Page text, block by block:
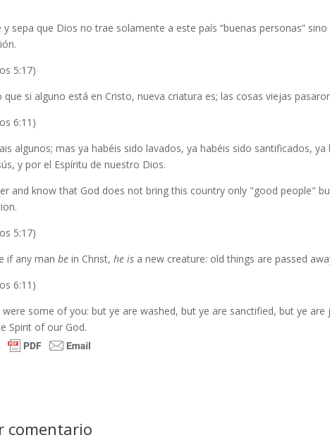
y sepa que Dios no trae solamente a este país “buenas personas”
5:17)
que si alguno está en Cristo, nueva criatura es; las cosas viejas
6:11)
algunos; mas ya habéis sido lavados, ya habéis sido santificados,
y por el Espíritu de nuestro Dios.
and know that God does not bring this country only "good people"
5:17)
if any man bein Christ, he isa new creature: old things are passed
6:11)
were some of you: but ye are washed, but ye are sanctified, but ye
Spirit of our God.
comentario